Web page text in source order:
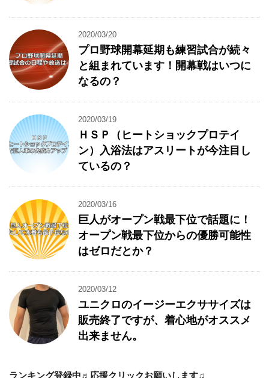
2020/03/20
プロ野球開幕延期も練習試合が続々
と組まれています！開幕戦はいつに
なるの？
2020/03/19
ＨＳＰ（ヒートショックプロテイ
ン）入浴法はアスリートが今注目し
ているの？
2020/03/16
巨人がオープン戦最下位で話題に！
オープン戦最下位からの優勝可能性
はゼロだとか？
2020/03/12
ユニクロのイージーエクササイズは
販売終了ですが、着心地がオススメ
出来ません。
ランキング登録中♬応援クリックお願いします♫